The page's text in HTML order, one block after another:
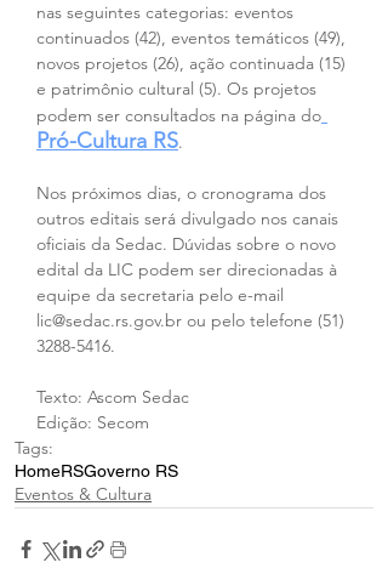
nas seguintes categorias: eventos
continuados (42), eventos temáticos (49),
novos projetos (26), ação continuada (15)
e patrimônio cultural (5). Os projetos
podem ser consultados na página do
Pró-Cultura RS.
Nos próximos dias, o cronograma dos
outros editais será divulgado nos canais
oficiais da Sedac. Dúvidas sobre o novo
edital da LIC podem ser direcionadas à
equipe da secretaria pelo e-mail
lic@sedac.rs.gov.br ou pelo telefone (51)
3288-5416.
Texto: Ascom Sedac
Edição: Secom
Tags:
HomeRSGoverno RS
Eventos & Cultura